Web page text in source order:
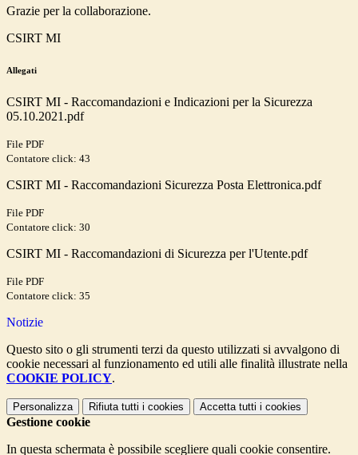
Grazie per la collaborazione.
CSIRT MI
Allegati
CSIRT MI - Raccomandazioni e Indicazioni per la Sicurezza
05.10.2021.pdf
File PDF
Contatore click: 43
CSIRT MI - Raccomandazioni Sicurezza Posta Elettronica.pdf
File PDF
Contatore click: 30
CSIRT MI - Raccomandazioni di Sicurezza per l'Utente.pdf
File PDF
Contatore click: 35
Notizie
Questo sito o gli strumenti terzi da questo utilizzati si avvalgono di
cookie necessari al funzionamento ed utili alle finalità illustrate nella
COOKIE POLICY.
Personalizza Rifiuta tutti i cookies Accetta tutti i cookies
Gestione cookie
In questa schermata è possibile scegliere quali cookie consentire.